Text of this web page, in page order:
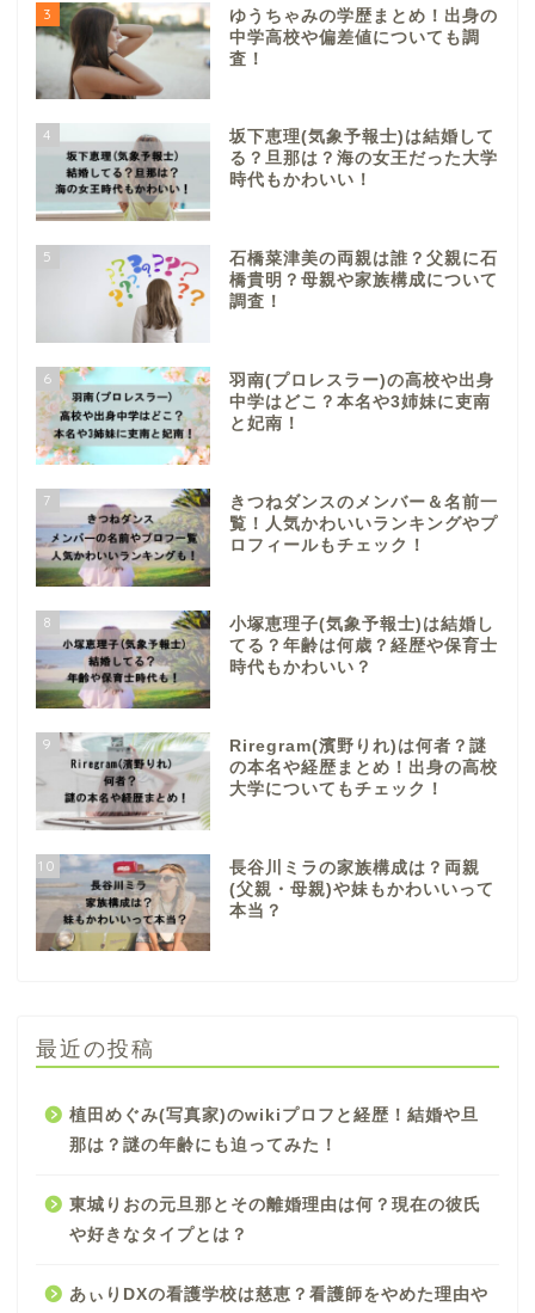
3
ゆうちゃみの学歴まとめ！出身の
中学高校や偏差値についても調
査！
4
坂下恵理(気象予報士)は結婚して
る？旦那は？海の女王だった大学
時代もかわいい！
5
石橋菜津美の両親は誰？父親に石
橋貴明？母親や家族構成について
調査！
6
羽南(プロレスラー)の高校や出身
中学はどこ？本名や3姉妹に吏南
と妃南！
7
きつねダンスのメンバー＆名前一
覧！人気かわいいランキングやプ
ロフィールもチェック！
8
小塚恵理子(気象予報士)は結婚し
てる？年齢は何歳？経歴や保育士
時代もかわいい？
9
Riregram(濱野りれ)は何者？謎
の本名や経歴まとめ！出身の高校
大学についてもチェック！
10
長谷川ミラの家族構成は？両親
(父親・母親)や妹もかわいいって
本当？
最近の投稿
植田めぐみ(写真家)のwikiプロフと経歴！結婚や旦
那は？謎の年齢にも迫ってみた！
東城りおの元旦那とその離婚理由は何？現在の彼氏
や好きなタイプとは？
あぃりDXの看護学校は慈恵？看護師をやめた理由や